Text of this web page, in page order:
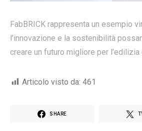
FabBRICK rappresenta un esempio
l’innovazione e la sostenibilità
creare un futuro migliore per l’edilizia
Articolo visto da: 461
SHARE